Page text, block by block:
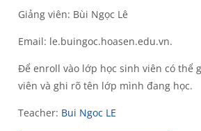
Giảng viên: Bùi Ngọc Lê
Email: le.buingoc.hoasen.edu.vn.
Để enroll vào lớp học sinh viên có thể
viên và ghi rõ tên lớp mình đang học.
Teacher: Bui Ngoc LE